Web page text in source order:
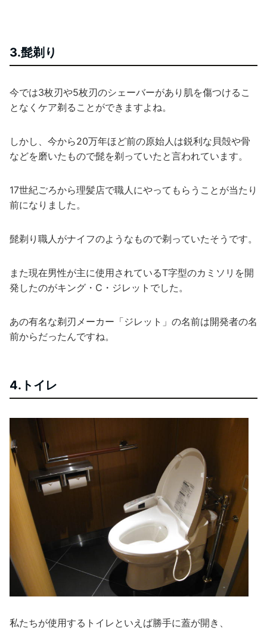
3.髭剃り
今では3枚刃や5枚刃のシェーバーがあり肌を傷つけるこ
となくケア剃ることができますよね。
しかし、今から20万年ほど前の原始人は鋭利な貝殻や骨
などを磨いたもので髭を剃っていたと言われています。
17世紀ごろから理髪店で職人にやってもらうことが当たり
前になりました。
髭剃り職人がナイフのようなもので剃っていたそうです。
また現在男性が主に使用されているT字型のカミソリを開
発したのがキング・C・ジレットでした。
あの有名な剃刃メーカー「ジレット」の名前は開発者の名
前からだったんですね。
4.トイレ
私たちが使用するトイレといえば勝手に蓋が開き、